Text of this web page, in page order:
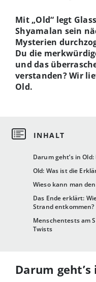
Darum geht’s in
Old: Was ist die
Wieso kann man
Das Ende erklärt:
Strand entkommen?
Menschentests am
Twists
Mit „Old“ legt
Shyamalan sein
Mysterien
Du die
und das
verstanden? Wir
Old.
Darum